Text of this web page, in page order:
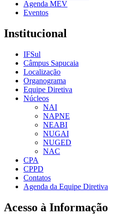
Agenda MEV
Eventos
Institucional
IFSul
Câmpus Sapucaia
Localização
Organograma
Equipe Diretiva
Núcleos
NAI
NAPNE
NEABI
NUGAI
NUGED
NAC
CPA
CPPD
Contatos
Agenda da Equipe Diretiva
Acesso à Informação